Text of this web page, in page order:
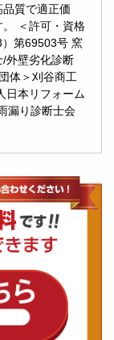
質で適正価
＜許可・資格
）第69503号 窯
外壁劣化診断
体＞刈谷商工
日本リフォーム
漏り診断士会